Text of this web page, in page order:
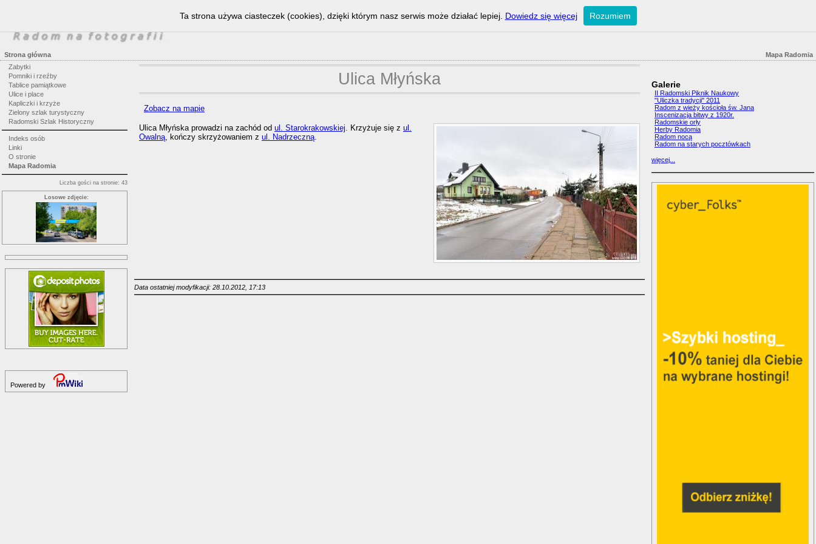
Mapa Radomia
Strona główna
Zabytki
Pomniki i rzeźby
Tablice pamiątkowe
Ulice i place
Kapliczki i krzyże
Zielony szlak turystyczny
Radomski Szlak Historyczny
Indeks osób
Linki
O stronie
Mapa Radomia
Liczba gości na stronie: 43
Losowe zdjęcie:
Powered by
Ulica Młyńska
Zobacz na mapie
Ulica Młyńska prowadzi na zachód od ul. Starokrakowskiej. Krzyżuje się z ul.
Owalną, kończy skrzyżowaniem z ul. Nadrzeczną.
Data ostatniej modyfikacji: 28.10.2012, 17:13
Galerie
II Radomski Piknik Naukowy
"Uliczka tradycji" 2011
Radom z wieży kościoła św. Jana
Inscenizacja bitwy z 1920r.
Radomskie orły
Herby Radomia
Radom nocą
Radom na starych pocztówkach
więcej...
Ta strona używa ciasteczek (cookies), dzięki którym nasz serwis może działać lepiej. Dowiedz się więcej Rozumiem